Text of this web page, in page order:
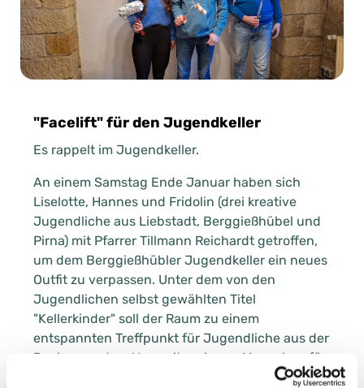
"Facelift" für den Jugendkeller
Es rappelt im Jugendkeller.
An einem Samstag Ende Januar haben sich
Liselotte, Hannes und Fridolin (drei kreative
Jugendliche aus Liebstadt, Berggießhübel und
Pirna) mit Pfarrer Tillmann Reichardt getroffen,
um dem Berggießhübler Jugendkeller ein neues
Outfit zu verpassen. Unter dem von den
Jugendlichen selbst gewählten Titel
"Kellerkinder" soll der Raum zu einem
entspannten Treffpunkt für Jugendliche aus der
Region werden. Um weitere junge Menschen für
das neue Format anzusprechen, hat das Team